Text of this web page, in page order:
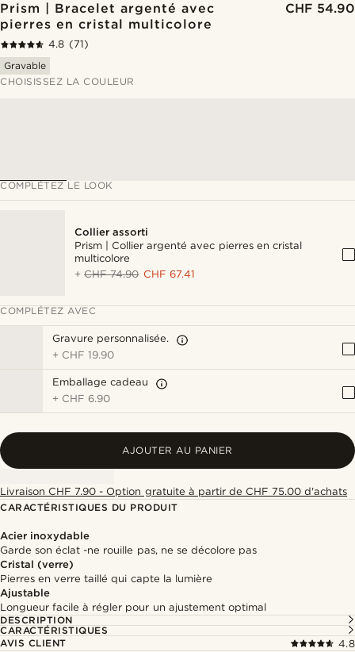
Prism | Bracelet argenté avec
pierres en cristal multicolore
CHF 54.90
4.8 (71)
Gravable
CHOISISSEZ LA COULEUR
COMPLÉTEZ LE LOOK
Collier assorti
Prism | Collier argenté avec pierres en cristal
multicolore
+CHF 74.90 CHF 67.41
COMPLÉTEZ AVEC
Gravure personnalisée.
+ CHF 19.90
Emballage cadeau
+ CHF 6.90
AJOUTER AU PANIER
Livraison CHF 7.90 - Option gratuite à partir de CHF 75.00 d'achats
CARACTÉRISTIQUES DU PRODUIT
Acier inoxydable
Garde son éclat -ne rouille pas, ne se décolore pas
Cristal (verre)
Pierres en verre taillé qui capte la lumière
Ajustable
Longueur facile à régler pour un ajustement optimal
DESCRIPTION
CARACTÉRISTIQUES
AVIS CLIENT
4.8